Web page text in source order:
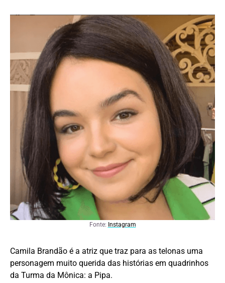
Fonte: Instagram
Camila Brandão é a atriz que traz para as telonas uma
personagem muito querida das histórias em quadrinhos
da Turma da Mônica: a Pipa.